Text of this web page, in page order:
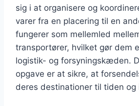
sig i at organisere og
varer fra en placering til en
fungerer som mellemled
transportører, hvilket gør dem
logistik- og forsyningskæden.
opgave er at sikre, at
deres destinationer til tiden og